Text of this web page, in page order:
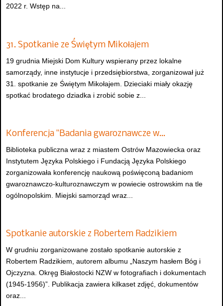
2022 r. Wstęp na...
31. Spotkanie ze Świętym Mikołajem
19 grudnia Miejski Dom Kultury wspierany przez lokalne
samorządy, inne instytucje i przedsiębiorstwa, zorganizował już
31. spotkanie ze Świętym Mikołajem. Dzieciaki miały okazję
spotkać brodatego dziadka i zrobić sobie z...
Konferencja "Badania gwaroznawcze w…
Biblioteka publiczna wraz z miastem Ostrów Mazowiecka oraz
Instytutem Języka Polskiego i Fundacją Języka Polskiego
zorganizowała konferencję naukową poświęconą badaniom
gwaroznawczo-kulturoznawczym w powiecie ostrowskim na tle
ogólnopolskim. Miejski samorząd wraz...
Spotkanie autorskie z Robertem Radzikiem
W grudniu zorganizowane zostało spotkanie autorskie z
Robertem Radzikiem, autorem albumu „Naszym hasłem Bóg i
Ojczyzna. Okręg Białostocki NZW w fotografiach i dokumentach
(1945-1956)”. Publikacja zawiera kilkaset zdjęć, dokumentów
oraz...